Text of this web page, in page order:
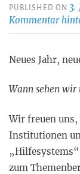
PUBLISHED ON 3.
Kommentar
Neues Jahr,
Wann sehen wir
Wir freuen uns,
Institutionen
zum